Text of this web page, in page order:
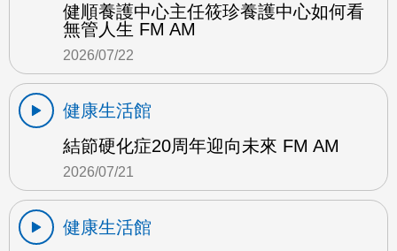
健順養護中心主任筱珍養護中心如何看
無管人生 FM AM
2026/07/22
健康生活館
結節硬化症20周年迎向未來 FM AM
2026/07/21
健康生活館